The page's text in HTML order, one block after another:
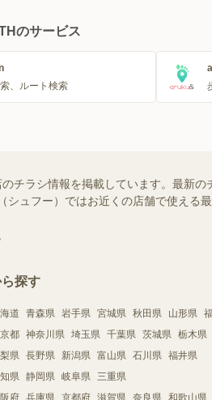
のサービス
、ルート検索
チラシ情報を掲載しています。最新
シュフー）ではお近くの店舗で使える
探す
道 青森県 岩手県 宮城県 秋田県 山形県
都 神奈川県 埼玉県 千葉県 茨城県 栃木県
県 長野県 新潟県 富山県 石川県 福井県
県 静岡県 岐阜県 三重県
府 兵庫県 京都府 滋賀県 奈良県 和歌山県